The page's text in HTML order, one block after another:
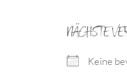
NÄCHSTE
Keine